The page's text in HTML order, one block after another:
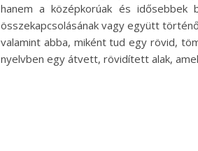
hanem a középkorúak és
összekapcsolásának vagy együtt
valamint abba, miként tud egy rövid,
nyelvben egy átvett, rövidített alak,